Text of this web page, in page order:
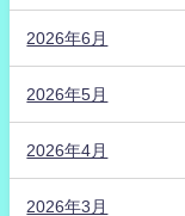
2026年6月
2026年5月
2026年4月
2026年3月